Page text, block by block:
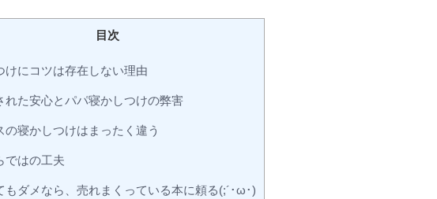
目次
けにコツは存在しない理由
れた安心とパパ寝かしつけの弊害
の寝かしつけはまったく違う
ではの工夫
もダメなら、売れまくっている本に頼る(;´･ω･)